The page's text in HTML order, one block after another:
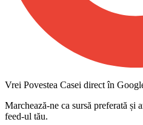
Vrei Povestea Casei direct în
Marchează-ne ca sursă preferată și
feed-ul tău.